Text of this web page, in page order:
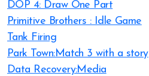
DOP 4: Draw One Part
Primitive Brothers : Idle Game
Tank Firing
Park Town:Match 3 with a story
Data Recovery:Media